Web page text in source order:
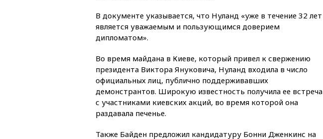
В документе указывается, что Нуланд «уже в течение 32 лет
является уважаемым и пользующимся доверием
дипломатом».
Во время майдана в Киеве, который привел к свержению
президента Виктора Януковича, Нуланд входила в число
официальных лиц, публично поддерживавших
демонстрантов. Широкую известность получила ее встреча
с участниками киевских акций, во время которой она
раздавала печенье.
Также Байден предложил кандидатуру Бонни Дженкинс на